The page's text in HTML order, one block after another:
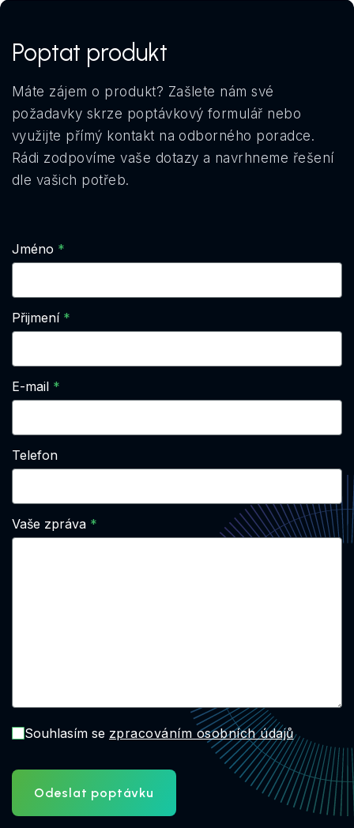
Poptat produkt
Máte zájem o produkt? Zašlete nám své
požadavky skrze poptávkový formulář nebo
využijte přímý kontakt na odborného poradce.
Rádi zodpovíme vaše dotazy a navrhneme řešení
dle vašich potřeb.
Jméno
Přijmení
E-mail
Telefon
Vaše zpráva
Souhlasím se zpracováním osobních údajů
Odeslat poptávku